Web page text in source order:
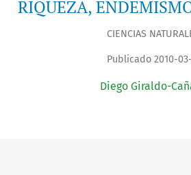
RIQUEZA,
CIENCIAS
Publicado 2010-
Diego Giraldo-